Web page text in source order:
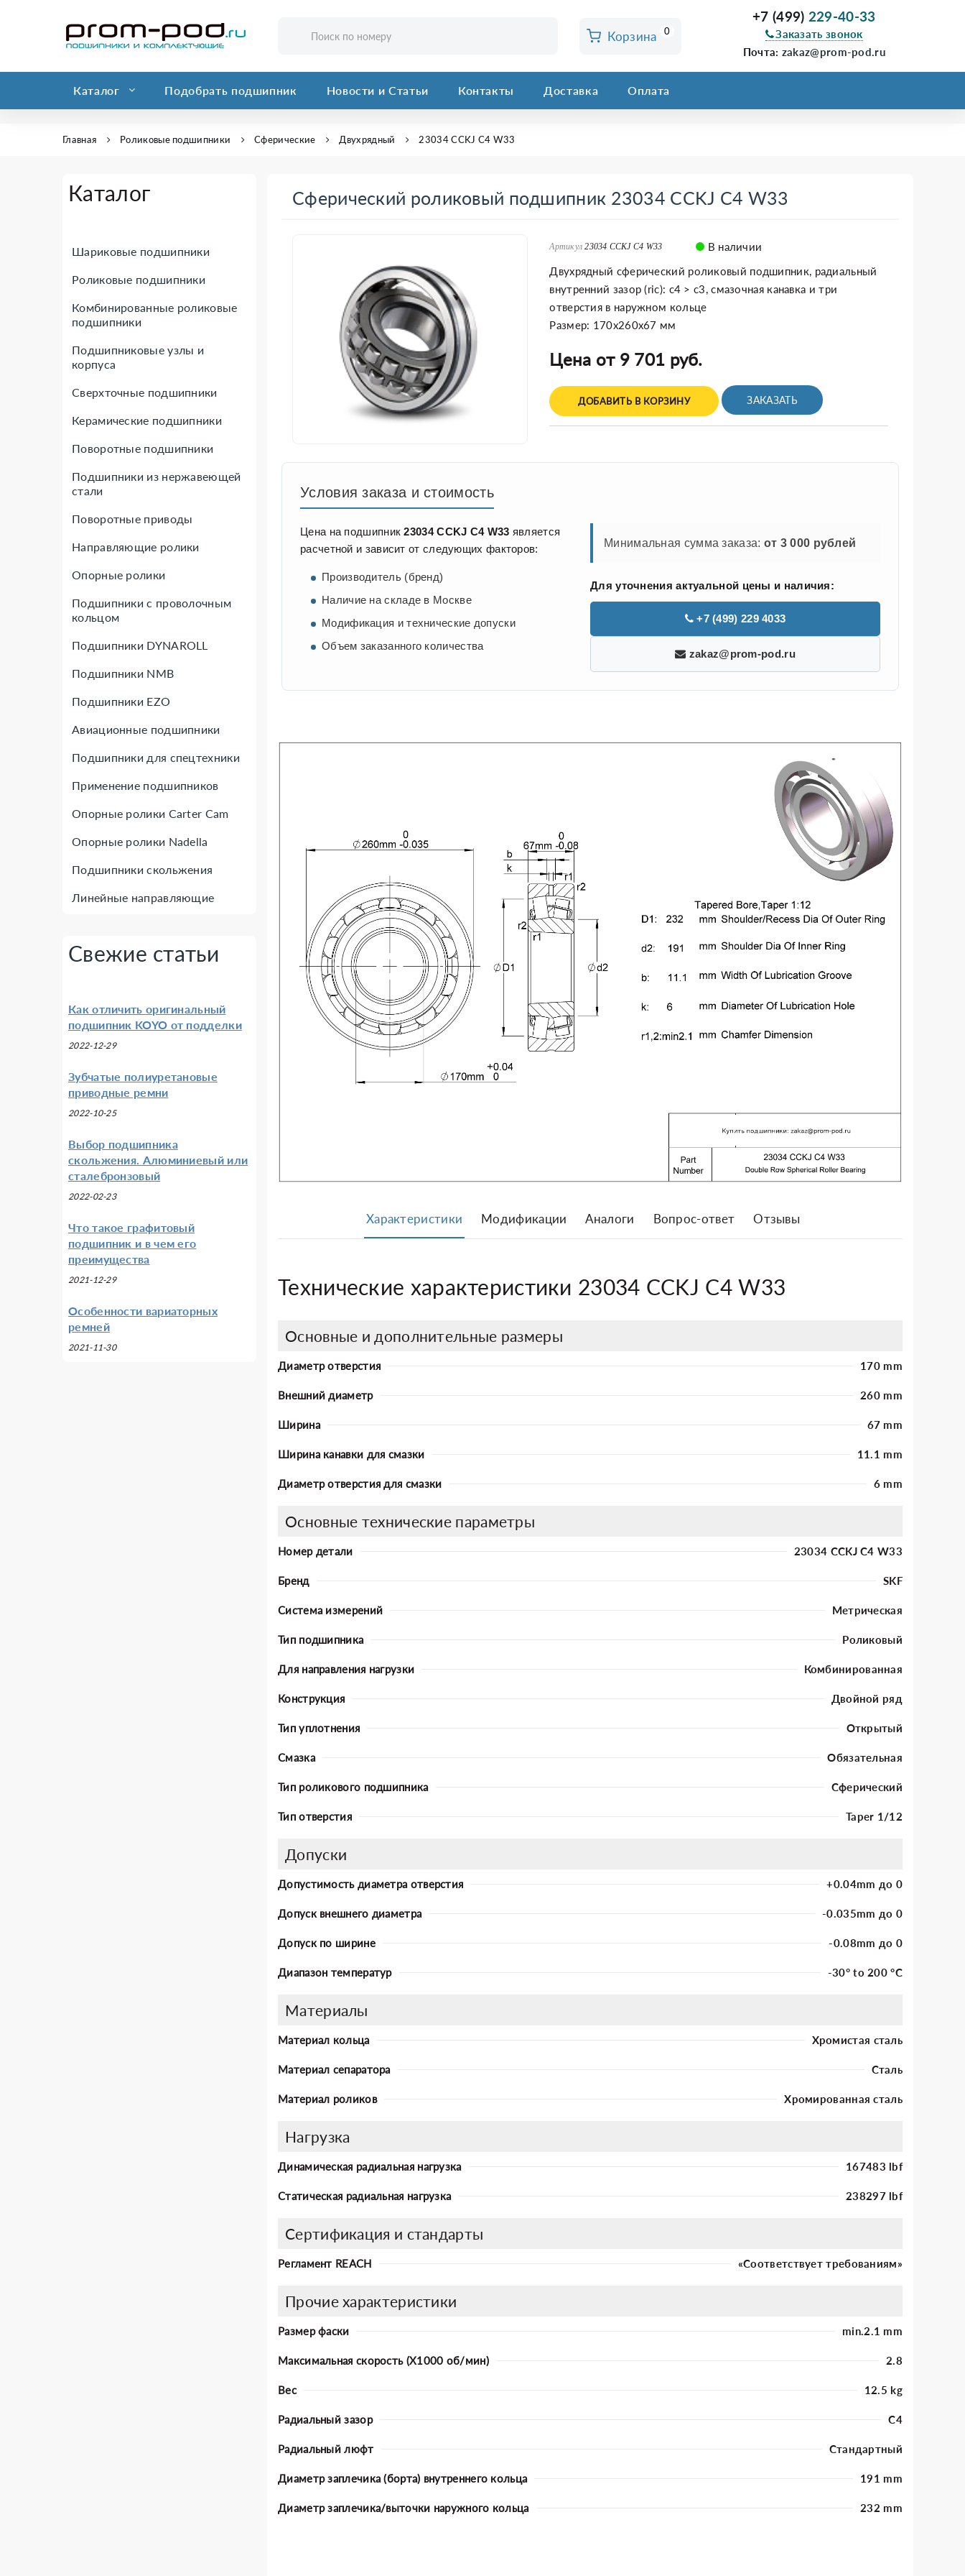
Корзина 0
+7 (499) 229-40-33
Заказать звонок
Почта: zakaz@prom-pod.ru
Каталог Подобрать подшипник Новости и Статьи Контакты Доставка Оплата
Главная Роликовые подшипники Сферические Двухрядный 23034 CCKJ C4 W33
Каталог
Шариковые подшипники
Роликовые подшипники
Комбинированные роликовые
подшипники
Подшипниковые узлы и
корпуса
Сверхточные подшипники
Керамические подшипники
Поворотные подшипники
Подшипники из нержавеющей
стали
Поворотные приводы
Направляющие ролики
Опорные ролики
Подшипники с проволочным
кольцом
Подшипники DYNAROLL
Подшипники NMB
Подшипники EZO
Авиационные подшипники
Подшипники для спецтехники
Применение подшипников
Опорные ролики Carter Cam
Опорные ролики Nadella
Подшипники скольжения
Линейные направляющие
Свежие статьи
Как отличить оригинальный
подшипник KOYO от подделки
2022-12-29
Зубчатые полиуретановые
приводные ремни
2022-10-25
Выбор подшипника
скольжения. Алюминиевый или
сталебронзовый
2022-02-23
Что такое графитовый
подшипник и в чем его
преимущества
2021-12-29
Особенности вариаторных
ремней
2021-11-30
Сферический роликовый подшипник 23034 CCKJ C4 W33
Артикул 23034 CCKJ C4 W33
В наличии
Двухрядный сферический роликовый подшипник, радиальный
внутренний зазор (ric): c4 > c3, смазочная канавка и три
отверстия в наружном кольце
Размер: 170x260x67 мм
Цена от 9 701 руб.
ДОБАВИТЬ В КОРЗИНУ ЗАКАЗАТЬ
Условия заказа и стоимость
Цена на подшипник23034 CCKJ C4 W33 является
расчетной и зависит от следующих факторов:
Производитель (бренд)
Наличие на складе в Москве
Модификация и технические допуски
Объем заказанного количества
Минимальная сумма заказа: от 3 000 рублей
Для уточнения актуальной цены и наличия:
+7 (499) 229 4033
zakaz@prom-pod.ru
Характеристики Модификации Аналоги Вопрос-ответ Отзывы
Технические характеристики 23034 CCKJ C4 W33
Основные и дополнительные размеры
Диаметр отверстия 170 mm
Внешний диаметр 260 mm
Ширина 67 mm
Ширина канавки для смазки 11.1 mm
Диаметр отверстия для смазки 6 mm
Основные технические параметры
Номер детали 23034 CCKJ C4 W33
Бренд SKF
Система измерений Метрическая
Тип подшипника Роликовый
Для направления нагрузки Комбинированная
Конструкция Двойной ряд
Тип уплотнения Открытый
Смазка Обязательная
Тип роликового подшипника Сферический
Тип отверстия Taper 1/12
Допуски
Допустимость диаметра отверстия +0.04mm до 0
Допуск внешнего диаметра -0.035mm до 0
Допуск по ширине -0.08mm до 0
Диапазон температур -30° to 200 °C
Материалы
Материал кольца Хромистая сталь
Материал сепаратора Сталь
Материал роликов Хромированная сталь
Нагрузка
Динамическая радиальная нагрузка 167483 lbf
Статическая радиальная нагрузка 238297 lbf
Сертификация и стандарты
Регламент REACH «Соответствует требованиям»
Прочие характеристики
Размер фаски min.2.1 mm
Максимальная скорость (X1000 об/мин) 2.8
Вес 12.5 kg
Радиальный зазор C4
Радиальный люфт Стандартный
Диаметр заплечика (борта) внутреннего кольца 191 mm
Диаметр заплечика/выточки наружного кольца 232 mm